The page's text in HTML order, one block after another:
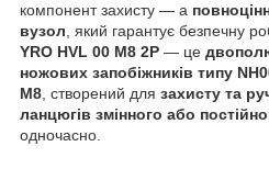
компонент захисту — а
вузол, який гарантує безпечну
YRO HVL 00 M8 2P — це
ножових запобіжників типу
М8, створений для захисту та
ланцюгів змінного або
одночасно.